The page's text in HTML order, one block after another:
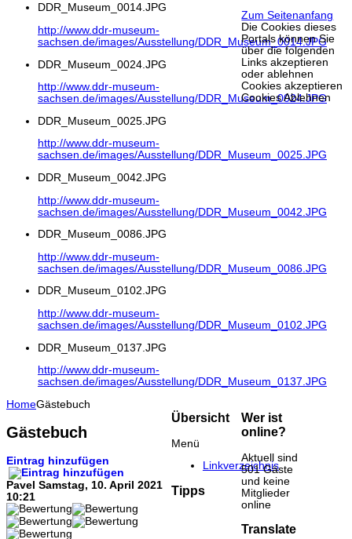
DDR_Museum_0014.JPG
http://www.ddr-museum-
sachsen.de/images/Ausstellung/DDR_Museum_0014.JPG
DDR_Museum_0024.JPG
http://www.ddr-museum-
sachsen.de/images/Ausstellung/DDR_Museum_0024.JPG
DDR_Museum_0025.JPG
http://www.ddr-museum-
sachsen.de/images/Ausstellung/DDR_Museum_0025.JPG
DDR_Museum_0042.JPG
http://www.ddr-museum-
sachsen.de/images/Ausstellung/DDR_Museum_0042.JPG
DDR_Museum_0086.JPG
http://www.ddr-museum-
sachsen.de/images/Ausstellung/DDR_Museum_0086.JPG
DDR_Museum_0102.JPG
http://www.ddr-museum-
sachsen.de/images/Ausstellung/DDR_Museum_0102.JPG
DDR_Museum_0137.JPG
http://www.ddr-museum-
sachsen.de/images/Ausstellung/DDR_Museum_0137.JPG
HomeGästebuch
Gästebuch
Eintrag hinzufügen
Pavel Samstag, 10. April 2021
10:21
Übersicht
Menü
Linkverzeichnis
Tipps
Wer ist
online?
Aktuell sind
501 Gäste
und keine
Mitglieder
online
Translate
Zum Seitenanfang
Die Cookies dieses
Portals können Sie
über die folgenden
Links akzeptieren
oder ablehnen
Cookies akzeptieren
Cookies Ablehnen